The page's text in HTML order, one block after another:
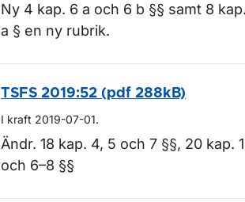
Ny 4 kap. 6 a och 6 b §§ samt 8
a § en ny rubrik.
TSFS 2019:52 (pdf 288kB)
I kraft 2019-07-01.
Ändr. 18 kap. 4, 5 och 7 §§, 20 kap.
och 6–8 §§